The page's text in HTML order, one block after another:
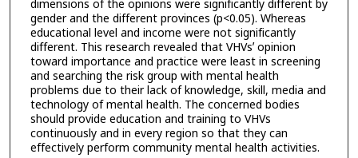
dimensions of the opinions were significantly different by
gender and the different provinces (p<0.05). Whereas
educational level and income were not significantly
different. This research revealed that VHVsʼ opinion
toward importance and practice were least in screening
and searching the risk group with mental health
problems due to their lack of knowledge, skill, media and
technology of mental health. The concerned bodies
should provide education and training to VHVs
continuously and in every region so that they can
effectively perform community mental health activities.